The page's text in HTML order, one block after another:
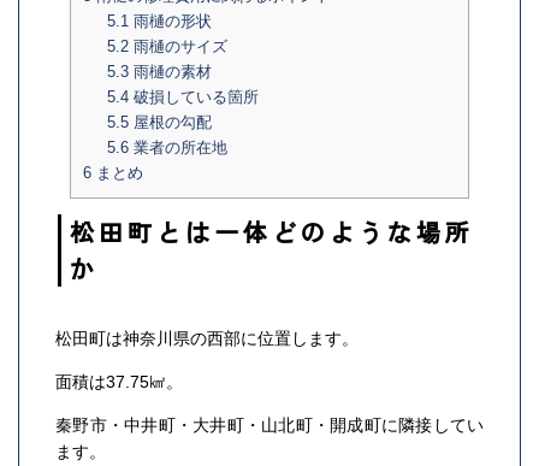
5.1雨樋の形状
5.2雨樋のサイズ
5.3雨樋の素材
5.4破損している箇所
5.5屋根の勾配
5.6業者の所在地
6 まとめ
松田町とは一体どのような場所
か
松田町は神奈川県の西部に位置します。
面積は37.75㎢。
秦野市・中井町・大井町・山北町・開成町に隣接してい
ます。